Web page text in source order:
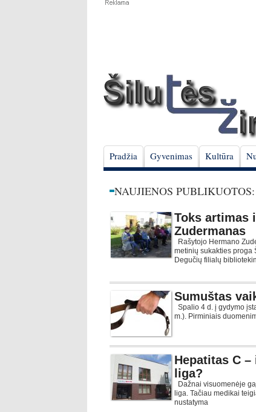
Pradžia Gyvenimas Kultūra
NAUJIENOS
Toks artimas
Zudermanas
Rašytojo Hermano
metinių sukakties proga
Degučių filialų
Sumuštas
Spalio 4 d. į gydymo
m.). Pirminiais
Hepatitas C
liga?
Dažnai visuomenėje
liga. Tačiau medikai
nustatyma